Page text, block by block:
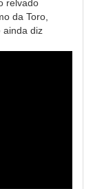
relvado
da Toro,
ainda diz